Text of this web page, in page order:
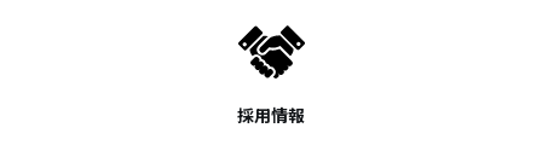
採用情報